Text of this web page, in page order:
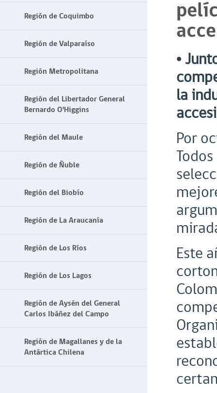
Región de Coquimbo
Región de Valparaíso
Región Metropolitana
Región del Libertador General
Bernardo O'Higgins
Región del Maule
Región de Ñuble
Región del Biobío
Región de La Araucanía
Región de Los Ríos
Región de Los Lagos
Región de Aysén del General
Carlos Ibáñez del Campo
Región de Magallanes y de la
Antártica Chilena
•
la
Por
Este